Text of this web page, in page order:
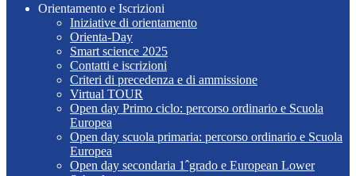
Orientamento e Iscrizioni
Iniziative di orientamento
Orienta-Day
Smart science 2025
Contatti e iscrizioni
Criteri di precedenza e di ammissione
Virtual TOUR
Open day Primo ciclo: percorso ordinario e Scuola
Europea
Open day scuola primaria: percorso ordinario e Scuola
Europea
Open day secondaria 1ˆgrado e European Lower